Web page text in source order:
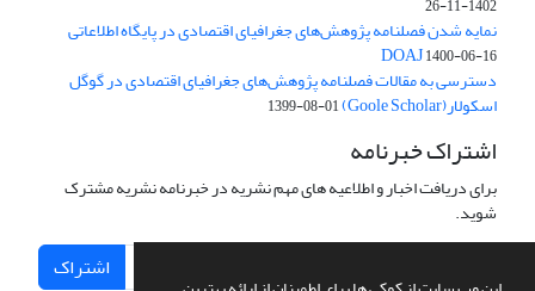
نمایه شدن فصلنامه پژوهش‌های جغرافیای اقتصادی در پایگاه اطلاعاتی
DOAJ1400-06-16
دسترسی به مقالات فصلنامه پژوهش‌های جغرافیای اقتصادی در گوگل
اسکولار(Goole Scholar) 1399-08-01
اشتراک خبرنامه
برای دریافت اخبار و اطلاعیه های مهم نشریه در خبرنامه نشریه مشترک
شوید.
اشتراک